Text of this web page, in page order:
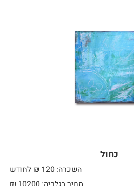
כחול
השכרה: 120 ₪ לחודש